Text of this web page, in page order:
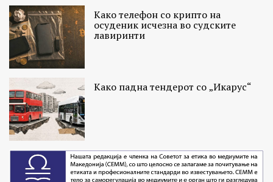
Како телефон со крипто на
осуденик исчезна во судските
лавиринти
Како падна тендерот со „Икарус“